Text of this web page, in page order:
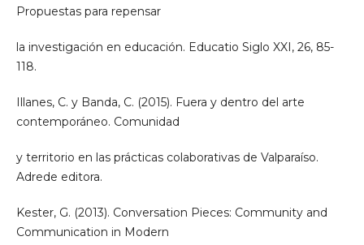
Propuestas para repensar
la investigación en educación. Educatio Siglo XXI, 26, 85-
118.
Illanes, C. y Banda, C. (2015). Fuera y dentro del arte
contemporáneo. Comunidad
y territorio en las prácticas colaborativas de Valparaíso.
Adrede editora.
Kester, G. (2013). Conversation Pieces: Community and
Communication in Modern